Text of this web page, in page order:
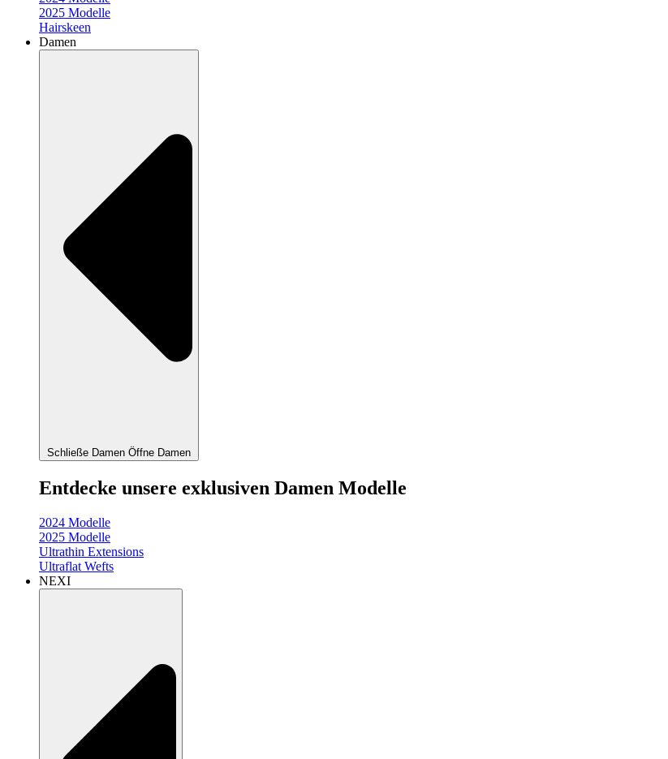
2025 Modelle
Hairskeen
Damen
Schließe Damen Öffne Damen
Entdecke unsere exklusiven Damen Modelle
2024 Modelle
2025 Modelle
Ultrathin Extensions
Ultraflat Wefts
NEXI